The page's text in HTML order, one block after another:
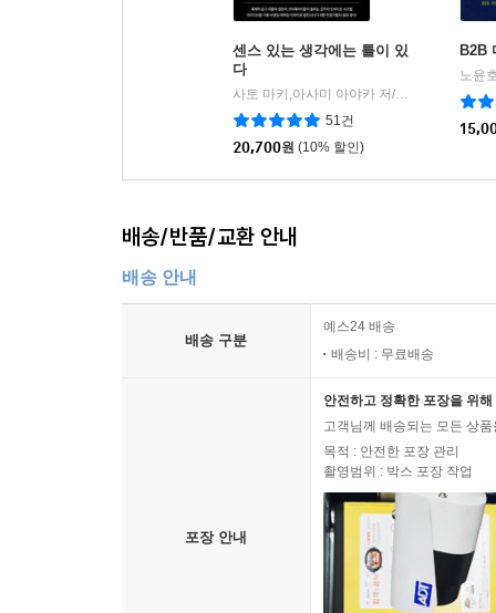
센스 있는 생각에는 틀이 있
다
사토 마키,아사미 아야카 저/조사연 역
알레
51건
20,700원 (10% 할인)
B2B
노윤
배송/반품/교환 안내
배송 안내
배송 구분
예스24 배송
배송비 : 무료배송
포장 안내
안전하고 정확한 포장을 위
고객님께 배송되는 모든 상
목적 : 안전한 포장 관리
촬영범위 : 박스 포장 작업